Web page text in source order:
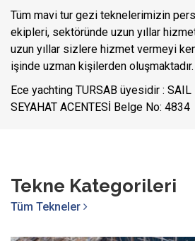
Tüm mavi tur gezi teknelerimizin
ekipleri, sektöründe uzun yıllar
uzun yıllar sizlere hizmet vermeyi
işinde uzman kişilerden oluşmaktadır.
Ece yachting TURSAB üyesidir : SAIL
SEYAHAT ACENTESİ Belge No: 4834
Tekne Kategorileri
Tüm Tekneler